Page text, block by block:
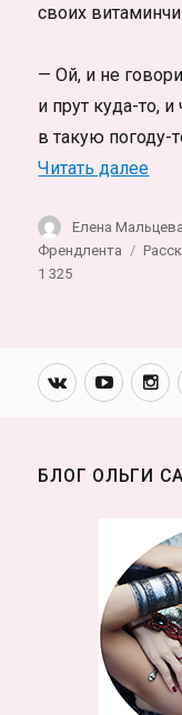
своих
— Ой, и не
и прут куда-то,
в такую погоду-
Читать далее
Автор
Елена Мальцева
Френдлента
1 325
Вконтакте
Youtube
БЛОГ ОЛЬГИ